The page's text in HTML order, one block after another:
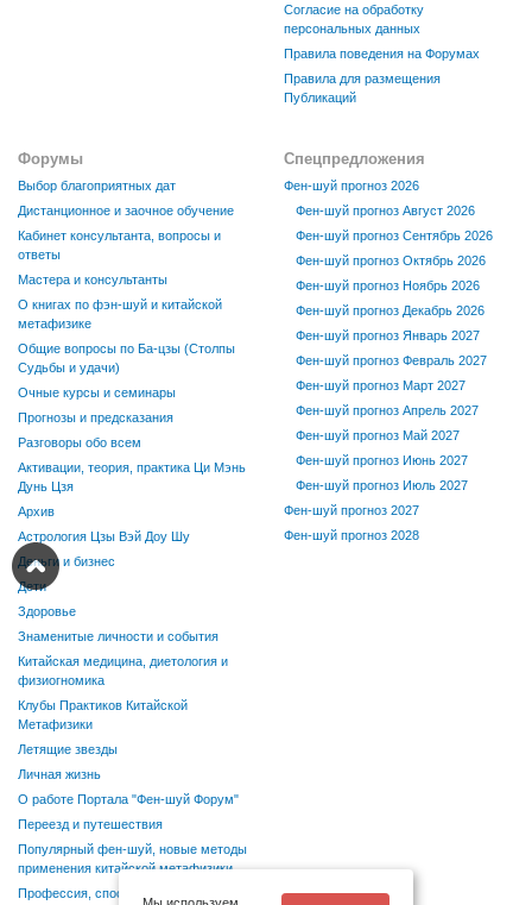
Согласие на обработку
персональных данных
Правила поведения на Форумах
Правила для размещения
Публикаций
Форумы
Выбор благоприятных дат
Дистанционное и заочное обучение
Кабинет консультанта, вопросы и
ответы
Мастера и консультанты
О книгах по фэн-шуй и китайской
метафизике
Общие вопросы по Ба-цзы (Столпы
Судьбы и удачи)
Очные курсы и семинары
Прогнозы и предсказания
Разговоры обо всем
Активации, теория, практика Ци Мэнь
Дунь Цзя
Архив
Астрология Цзы Вэй Доу Шу
Деньги и бизнес
Дети
Здоровье
Знаменитые личности и события
Китайская медицина, диетология и
физиогномика
Клубы Практиков Китайской
Метафизики
Летящие звезды
Личная жизнь
О работе Портала "Фен-шуй Форум"
Переезд и путешествия
Популярный фен-шуй, новые методы
применения китайской метафизики
Профессия, способности, хобби
Спецпредложения
Фен-шуй прогноз 2026
Фен-шуй прогноз Август 2026
Фен-шуй прогноз Сентябрь 2026
Фен-шуй прогноз Октябрь 2026
Фен-шуй прогноз Ноябрь 2026
Фен-шуй прогноз Декабрь 2026
Фен-шуй прогноз Январь 2027
Фен-шуй прогноз Февраль 2027
Фен-шуй прогноз Март 2027
Фен-шуй прогноз Апрель 2027
Фен-шуй прогноз Май 2027
Фен-шуй прогноз Июнь 2027
Фен-шуй прогноз Июль 2027
Фен-шуй прогноз 2027
Фен-шуй прогноз 2028